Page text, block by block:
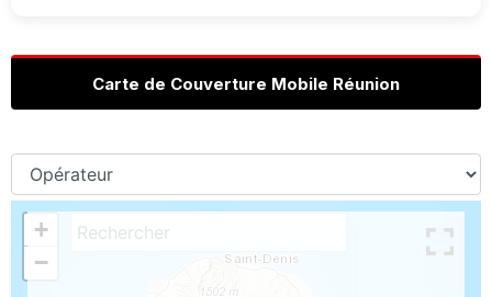
Carte de Couverture Mobile Réunion